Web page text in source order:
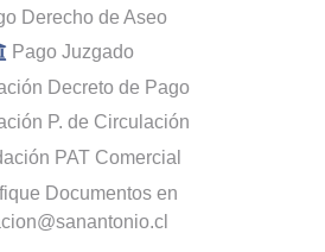
Derecho de Aseo
Pago Juzgado
Decreto de Pago
P. de Circulación
PAT Comercial
Documentos en